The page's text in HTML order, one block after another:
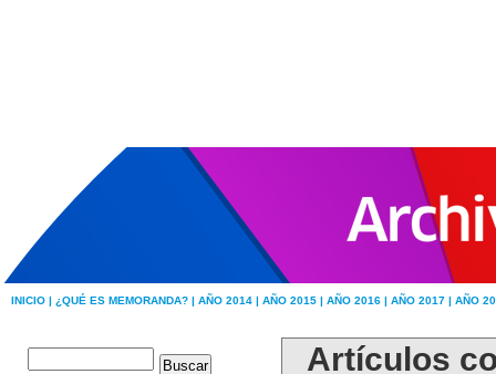
INICIO | ¿QUÉ ES MEMORANDA? | AÑO 2014 | AÑO 2015 | AÑO 2016 | AÑO 2017 | AÑO
Artículos